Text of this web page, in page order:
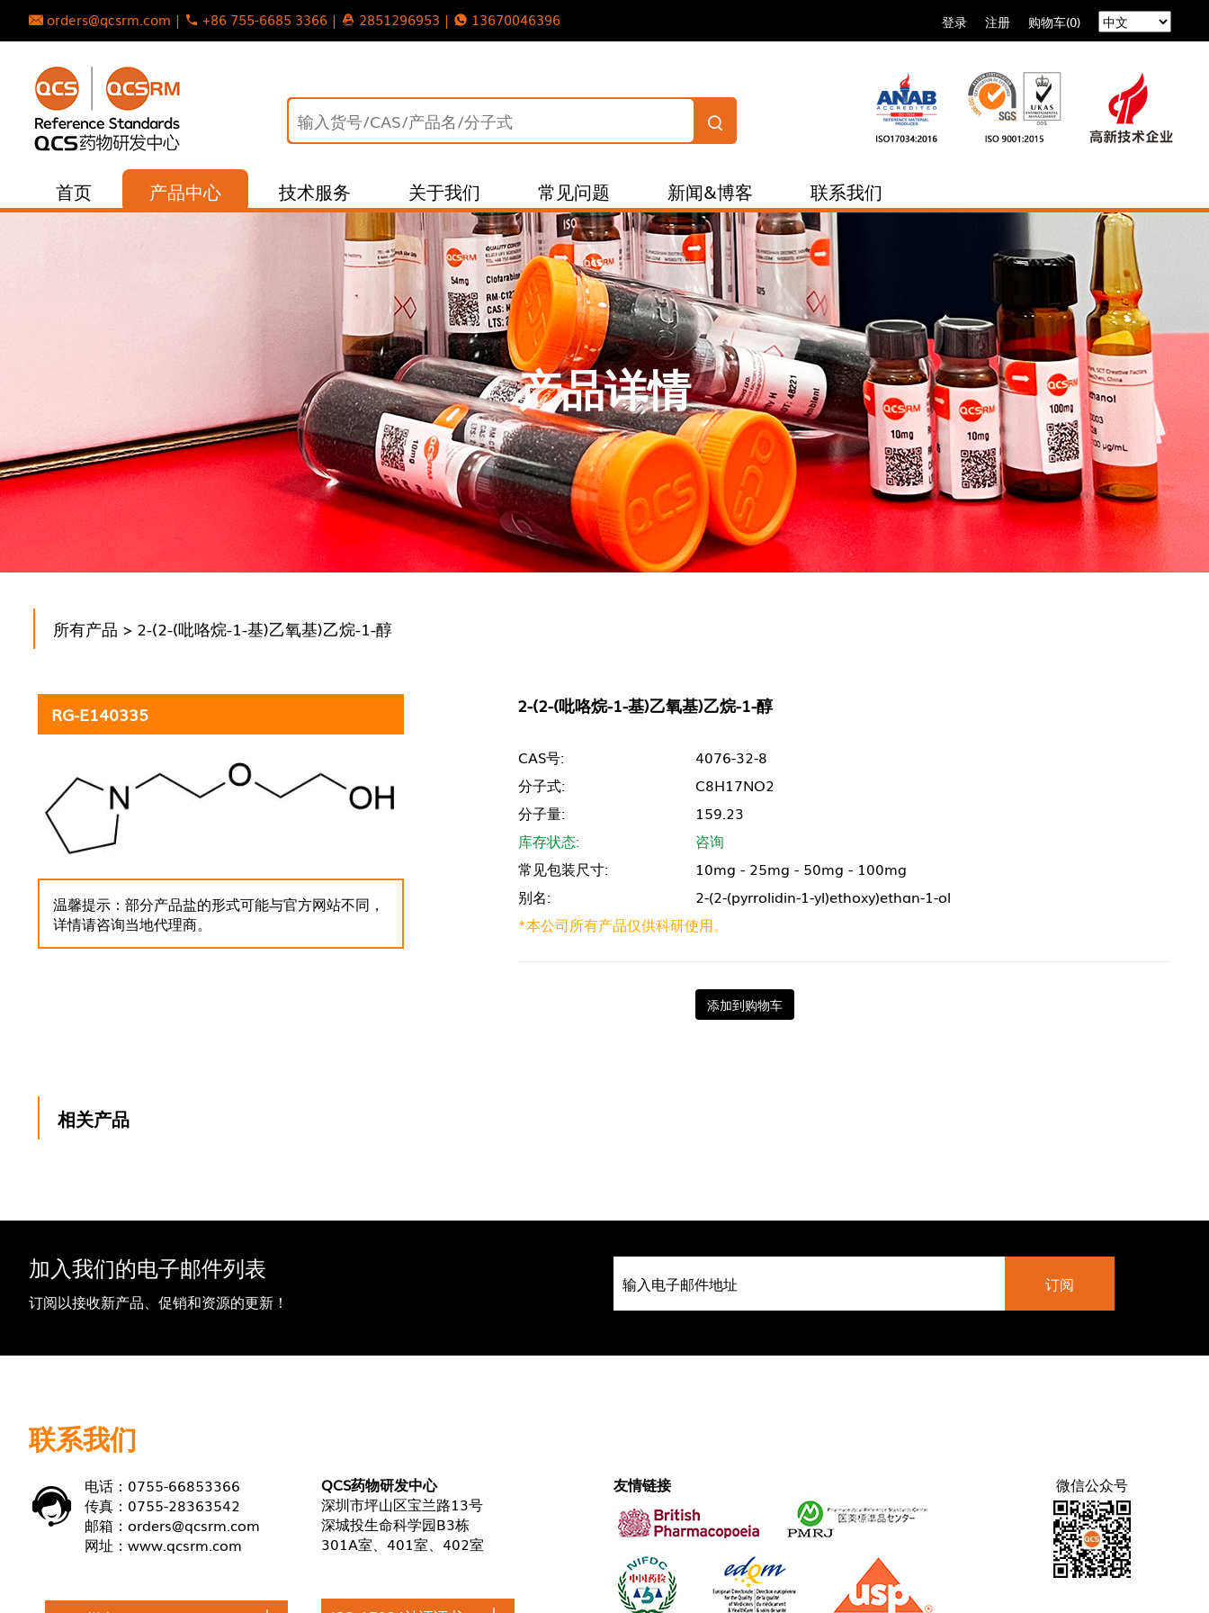
orders@qcsrm.com | +86 755-6685 3366 | 2851296953 | 13670046396 登录 注册 购物车(0)
首页 产品中心 技术服务 关于我们 常见问题 新闻&博客 联系我们
产品详情
所有产品 > 2-(2-(吡咯烷-1-基)乙氧基)乙烷-1-醇
RG-E140335
温馨提示：部分产品盐的形式可能与官方网站不同，
详情请咨询当地代理商。
2-(2-(吡咯烷-1-基)乙氧基)乙烷-1-醇
CAS号:
4076-32-8
分子式:
C8H17NO2
分子量:
159.23
库存状态:
咨询
常见包装尺寸:
10mg - 25mg - 50mg - 100mg
别名:
2-(2-(pyrrolidin-1-yl)ethoxy)ethan-1-ol
*本公司所有产品仅供科研使用。
添加到购物车
相关产品
加入我们的电子邮件列表
订阅以接收新产品、促销和资源的更新！
联系我们
电话：0755-66853366
传真：0755-28363542
邮箱： orders@qcsrm.com
网址： www.qcsrm.com
QCS药物研发中心
深圳市坪山区宝兰路13号
深城投生命科学园B3栋
301A室、401室、402室
友情链接 微信公众号